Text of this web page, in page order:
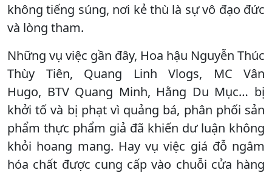
không tiếng súng, nơi kẻ thù là sự vô đạo đức
và lòng tham.
Những vụ việc gần đây, Hoa hậu Nguyễn Thúc
Thùy Tiên, Quang Linh Vlogs, MC Vân
Hugo, BTV Quang Minh, Hằng Du Mục… bị
khởi tố và bị phạt vì quảng bá, phân phối sản
phẩm thực phẩm giả đã khiến dư luận không
khỏi hoang mang. Hay vụ việc giá đỗ ngâm
hóa chất được cung cấp vào chuỗi cửa hàng